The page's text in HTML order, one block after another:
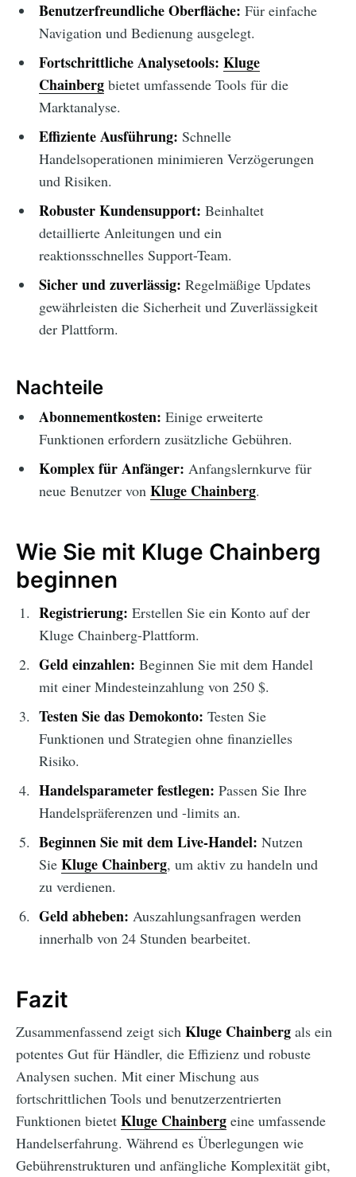
Benutzerfreundliche Oberfläche: Für einfache
Navigation und Bedienung ausgelegt.
Fortschrittliche Analysetools: Kluge
Chainbergbietet umfassende Tools für die
Marktanalyse.
Effiziente Ausführung: Schnelle
Handelsoperationen minimieren Verzögerungen
und Risiken.
Robuster Kundensupport: Beinhaltet
detaillierte Anleitungen und ein
reaktionsschnelles Support-Team.
Sicher und zuverlässig: Regelmäßige Updates
gewährleisten die Sicherheit und Zuverlässigkeit
der Plattform.
Nachteile
Abonnementkosten: Einige erweiterte
Funktionen erfordern zusätzliche Gebühren.
Komplex für Anfänger: Anfangslernkurve für
neue Benutzer von Kluge Chainberg.
Wie Sie mit Kluge Chainberg
beginnen
Registrierung: Erstellen Sie ein Konto auf der
Kluge Chainberg-Plattform.
Geld einzahlen: Beginnen Sie mit dem Handel
mit einer Mindesteinzahlung von 250 $.
Testen Sie das Demokonto: Testen Sie
Funktionen und Strategien ohne finanzielles
Risiko.
Handelsparameter festlegen: Passen Sie Ihre
Handelspräferenzen und -limits an.
Beginnen Sie mit dem Live-Handel: Nutzen
Sie Kluge Chainberg, um aktiv zu handeln und
zu verdienen.
Geld abheben: Auszahlungsanfragen werden
innerhalb von 24 Stunden bearbeitet.
Fazit
Zusammenfassend zeigt sich Kluge Chainberg als ein
potentes Gut für Händler, die Effizienz und robuste
Analysen suchen. Mit einer Mischung aus
fortschrittlichen Tools und benutzerzentrierten
Funktionen bietet Kluge Chainberg eine umfassende
Handelserfahrung. Während es Überlegungen wie
Gebührenstrukturen und anfängliche Komplexität gibt,